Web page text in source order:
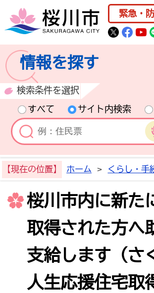
緊急・
桜川桜
情報を探す
検索条件を選択
すべて
サイト内検索
【現在の位置】 ホーム > くらし・手
桜川市内に新た
取得された方へ
支給します（さ
人生応援住宅取